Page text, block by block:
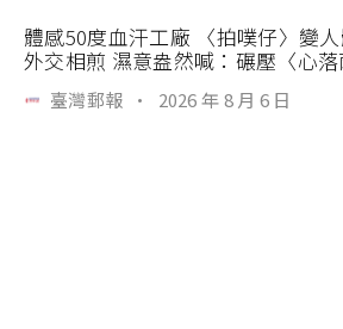
體感50度血汗工廠 〈拍噗仔〉變
外交相煎 濕意盎然喊：碾壓〈心落
臺灣郵報 · 2026 年 8 月 6 日